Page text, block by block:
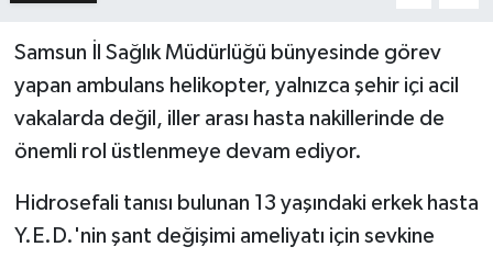
Samsun İl Sağlık Müdürlüğü bünyesinde görev
yapan ambulans helikopter, yalnızca şehir içi acil
vakalarda değil, iller arası hasta nakillerinde de
önemli rol üstlenmeye devam ediyor.
Hidrosefali tanısı bulunan 13 yaşındaki erkek hasta
Y.E.D.'nin şant değişimi ameliyatı için sevkine